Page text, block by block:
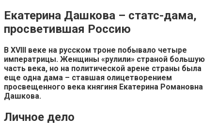
Екатерина Дашкова – статс-дама,
просветившая Россию
В ХVIII веке на русском троне побывало четыре
императрицы. Женщины «рулили» страной большую
часть века, но на политической арене страны была
еще одна дама – ставшая олицетворением
просвещенного века княгиня Екатерина Романовна
Дашкова.
Личное дело